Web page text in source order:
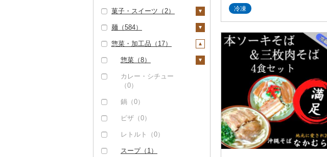
たらこ（0）
貝（0）
うなぎ（0）
鮮魚（0）
イカ・タコ（0）
海苔・海藻（1）
（1）
（1）
しらす・ちりめん
みかん・柑橘（0）
すいか（0）
キウイ（0）
柿（カキ）（0）
ドライフルーツ（0）
ビール（0）
発泡酒（0）
地ビール・クラフトビ
日本酒（0）
焼酎（0）
梅酒（0）
泡盛（0）
ワイン（0）
（0）
甘酒（0）
ノンアルコール（0）
水・ミネラルウォータ
（0）
茶（0）
果汁飲料（1）
ンジジュース）（0）
その他果汁飲料（1）
（0）
菓子・スイーツ（2）
ケーキ（0）
クッキー（0）
焼き菓子（0）
プリン（0）
（0）
麺（584）
ラーメン（3）
うどん（108）
そば（262）
惣菜・加工品（17）
惣菜（8）
餃子（5）
カレー・シチュー
（0）
鍋（0）
ピザ（0）
レトルト（0）
スープ（1）
冷凍